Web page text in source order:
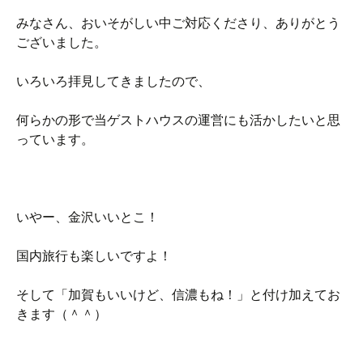
みなさん、おいそがしい中ご対応くださり、ありがとう
ございました。
いろいろ拝見してきましたので、
何らかの形で当ゲストハウスの運営にも活かしたいと思
っています。
いやー、金沢いいとこ！
国内旅行も楽しいですよ！
そして「加賀もいいけど、信濃もね！」と付け加えてお
きます（＾＾）